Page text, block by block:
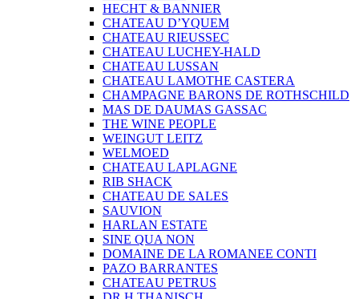
HECHT & BANNIER
CHATEAU D’YQUEM
CHATEAU RIEUSSEC
CHATEAU LUCHEY-HALD
CHATEAU LUSSAN
CHATEAU LAMOTHE CASTERA
CHAMPAGNE BARONS DE ROTHSCHILD
MAS DE DAUMAS GASSAC
THE WINE PEOPLE
WEINGUT LEITZ
WELMOED
CHATEAU LAPLAGNE
RIB SHACK
CHATEAU DE SALES
SAUVION
HARLAN ESTATE
SINE QUA NON
DOMAINE DE LA ROMANEE CONTI
PAZO BARRANTES
CHATEAU PETRUS